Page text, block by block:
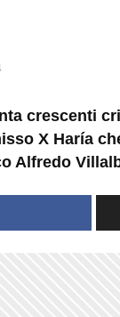
crescenti
X Haría
Alfredo